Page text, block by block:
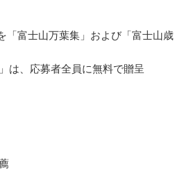
「富士山万葉集」および「富士山歳
は、応募者全員に無料で贈呈